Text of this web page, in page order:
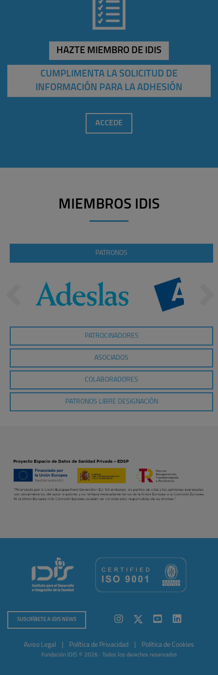
HAZTE MIEMBRO DE IDIS
CUMPLIMENTA LA SOLICITUD DE
INFORMACIÓN PARA LA ADHESIÓN
ACCEDE
MIEMBROS IDIS
PATRONOS
PATROCINADORES
ASOCIADOS
COLABORADORES
PATRONOS LIBRE DESIGNACIÓN
SUSCRÍBETE A IDIS NEWS
Aviso Legal Política de Privacidad Política de Cookies
Fundación IDIS © 2026 · Todos los derechos reservados